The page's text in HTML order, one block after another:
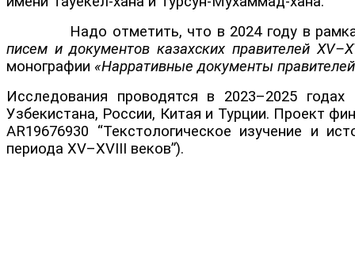
Надо отметить, что в 2024 году в рамках
писем и документов казахских правителей
монографии «Нарративные документы
Исследования проводятся в 2023–2025
Узбекистана, России, Китая и Турции. Проект
AR19676930 “Текстологическое изучение и
периода XV–XVIII веков”).